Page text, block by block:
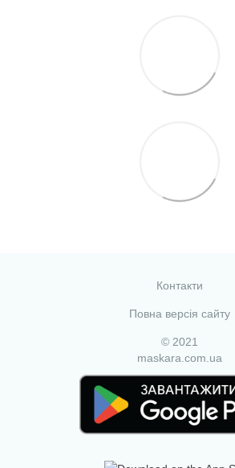
Контакти
Повна версія сайту
© 2021
maskara.com.ua